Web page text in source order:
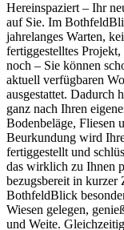
Hereinspaziert – Ihr
auf Sie. Im
jahrelanges Warten,
fertiggestelltes
noch – Sie können
aktuell verfügbaren
ausgestattet. Dadurch
ganz nach Ihren
Bodenbeläge, Fliesen
Beurkundung wird
fertiggestellt und
das wirklich zu Ihnen
bezugsbereit in kurzer
BothfeldBlick
Wiesen gelegen,
und Weite.